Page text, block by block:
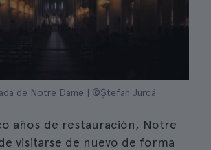
de Notre Dame | ©Ștefan Jurcă
años de restauración, Notre
visitarse de nuevo de forma